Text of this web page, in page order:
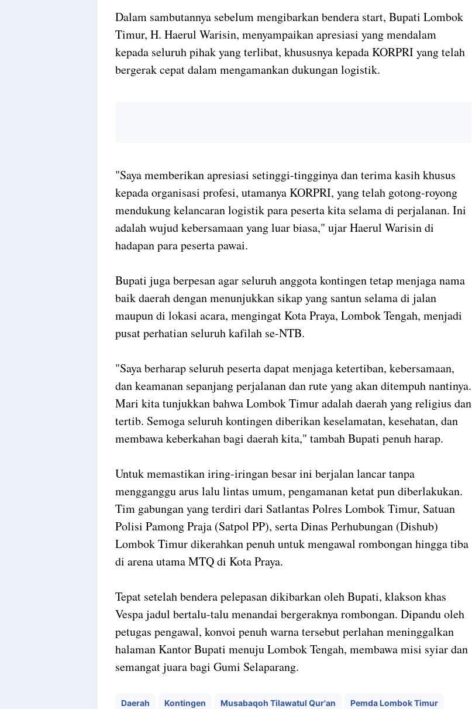
Dalam sambutannya sebelum mengibarkan bendera start, Bupati Lombok
Timur, H. Haerul Warisin, menyampaikan apresiasi yang mendalam
kepada seluruh pihak yang terlibat, khususnya kepada KORPRI yang telah
bergerak cepat dalam mengamankan dukungan logistik.
"Saya memberikan apresiasi setinggi-tingginya dan terima kasih khusus
kepada organisasi profesi, utamanya KORPRI, yang telah gotong-royong
mendukung kelancaran logistik para peserta kita selama di perjalanan. Ini
adalah wujud kebersamaan yang luar biasa," ujar Haerul Warisin di
hadapan para peserta pawai.
Bupati juga berpesan agar seluruh anggota kontingen tetap menjaga nama
baik daerah dengan menunjukkan sikap yang santun selama di jalan
maupun di lokasi acara, mengingat Kota Praya, Lombok Tengah, menjadi
pusat perhatian seluruh kafilah se-NTB.
"Saya berharap seluruh peserta dapat menjaga ketertiban, kebersamaan,
dan keamanan sepanjang perjalanan dan rute yang akan ditempuh nantinya.
Mari kita tunjukkan bahwa Lombok Timur adalah daerah yang religius dan
tertib. Semoga seluruh kontingen diberikan keselamatan, kesehatan, dan
membawa keberkahan bagi daerah kita," tambah Bupati penuh harap.
Untuk memastikan iring-iringan besar ini berjalan lancar tanpa
mengganggu arus lalu lintas umum, pengamanan ketat pun diberlakukan.
Tim gabungan yang terdiri dari Satlantas Polres Lombok Timur, Satuan
Polisi Pamong Praja (Satpol PP), serta Dinas Perhubungan (Dishub)
Lombok Timur dikerahkan penuh untuk mengawal rombongan hingga tiba
di arena utama MTQ di Kota Praya.
Tepat setelah bendera pelepasan dikibarkan oleh Bupati, klakson khas
Vespa jadul bertalu-talu menandai bergeraknya rombongan. Dipandu oleh
petugas pengawal, konvoi penuh warna tersebut perlahan meninggalkan
halaman Kantor Bupati menuju Lombok Tengah, membawa misi syiar dan
semangat juara bagi Gumi Selaparang.
Daerah Kontingen Musabaqoh Tilawatul Qur'an Pemda Lombok Timur